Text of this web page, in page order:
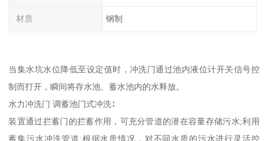
材质 钢制
当集水坑水位降低至设定值时，冲洗门通过池内液位计开关信号控
制而打开，瞬间将存水池、蓄水池内的水释放。
水力冲洗门 调蓄池门式冲洗∶
装置通过拦蓄门的拦蓄作用，可充分管道的潜在容量存储污水;利用
蓄集污水冲洗管道;根据水质情况，对不同水质的污水进行灵活控